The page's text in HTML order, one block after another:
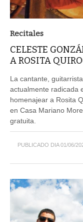
Recitales
CELESTE
A ROSITA
La cantante,
actualmente radicada
homenajear a Rosita
en Casa Mariano
gratuita.
PUBLICADO DIA 01/06/